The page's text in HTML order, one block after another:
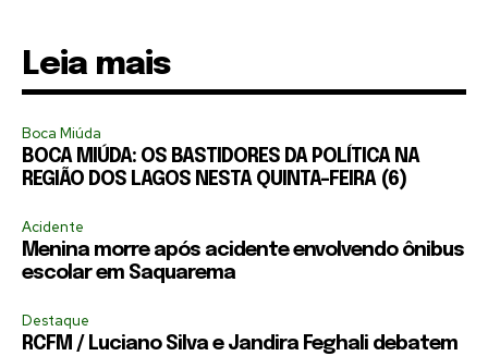
Leia mais
Boca Miúda
BOCA MIÚDA: OS BASTIDORES DA POLÍTICA NA
REGIÃO DOS LAGOS NESTA QUINTA-FEIRA (6)
Acidente
Menina morre após acidente envolvendo ônibus
escolar em Saquarema
Destaque
RCFM / Luciano Silva e Jandira Feghali debatem